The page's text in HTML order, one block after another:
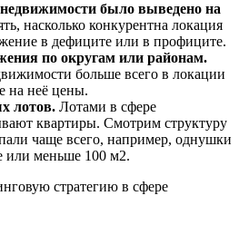
было выведено на
насколько конкурентна локация
в дефиците или в профиците.
по округам или районам.
больше всего в локации
на неё цены.
лотов. Лотами в сфере
квартиры. Смотрим структуру
чаще всего, например, однушки
или меньше 100 м2.